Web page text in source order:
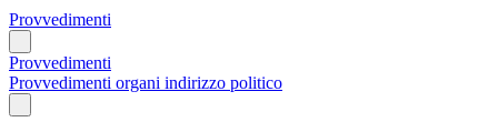
Provvedimenti
Provvedimenti
Provvedimenti organi indirizzo politico